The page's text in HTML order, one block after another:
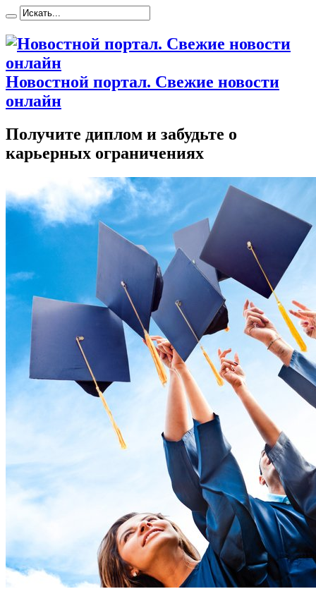
Новостной портал. Свежие новости
онлайн
Получите диплом и забудьте о
карьерных ограничениях